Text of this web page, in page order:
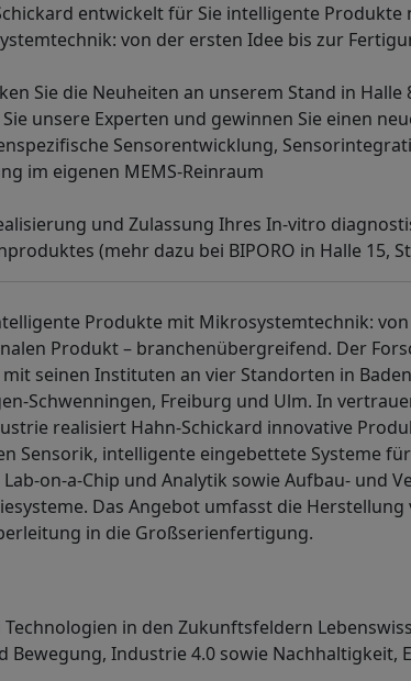
entwickelt für Sie intelligente Produkte
von der ersten Idee bis zur
Sie die Neuheiten an unserem Stand in Halle
unsere Experten und gewinnen Sie einen
Sensorentwicklung,
im eigenen MEMS-Reinraum
und Zulassung Ihres In-vitro
(mehr dazu bei BIPORO in Halle 15,
Produkte mit Mikrosystemtechnik:
Produkt – branchenübergreifend. Der
seinen Instituten an vier Standorten in
Schwenningen, Freiburg und Ulm. In
realisiert Hahn-Schickard innovative
Sensorik, intelligente eingebettete Systeme
on-a-Chip und Analytik sowie Aufbau- und
Das Angebot umfasst die
in die Großserienfertigung.
in den Zukunftsfeldern
Industrie 4.0 sowie Nachhaltigkeit,